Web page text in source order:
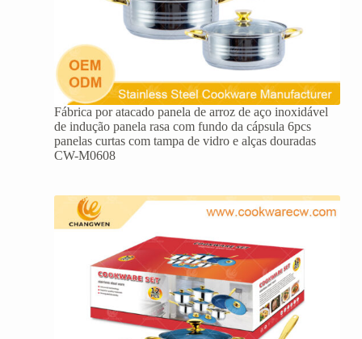
Fábrica por atacado panela de arroz de aço inoxidável
de indução panela rasa com fundo da cápsula 6pcs
panelas curtas com tampa de vidro e alças douradas
CW-M0608